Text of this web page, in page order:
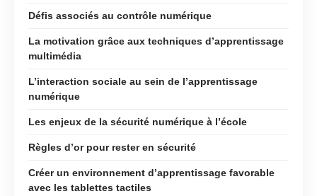
Défis associés au contrôle numérique
La motivation grâce aux techniques d’apprentissage
multimédia
L’interaction sociale au sein de l’apprentissage
numérique
Les enjeux de la sécurité numérique à l’école
Règles d’or pour rester en sécurité
Créer un environnement d’apprentissage favorable
avec les tablettes tactiles